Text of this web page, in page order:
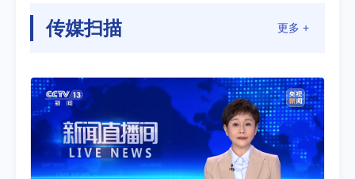
传媒扫描 更多 +